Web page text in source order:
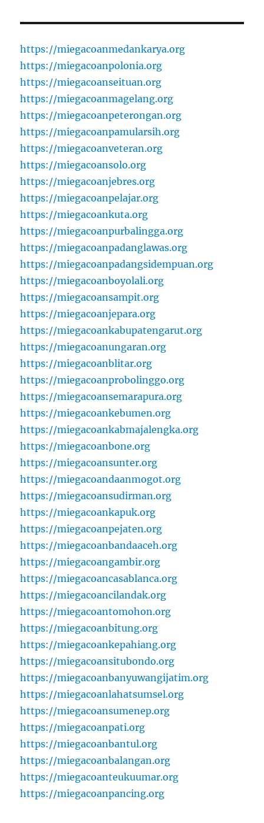
https://miegacoanmedankarya.org
https://miegacoanpolonia.org
https://miegacoanseituan.org
https://miegacoanmagelang.org
https://miegacoanpeterongan.org
https://miegacoanpamularsih.org
https://miegacoanveteran.org
https://miegacoansolo.org
https://miegacoanjebres.org
https://miegacoanpelajar.org
https://miegacoankuta.org
https://miegacoanpurbalingga.org
https://miegacoanpadanglawas.org
https://miegacoanpadangsidempuan.org
https://miegacoanboyolali.org
https://miegacoansampit.org
https://miegacoanjepara.org
https://miegacoankabupatengarut.org
https://miegacoanungaran.org
https://miegacoanblitar.org
https://miegacoanprobolinggo.org
https://miegacoansemarapura.org
https://miegacoankebumen.org
https://miegacoankabmajalengka.org
https://miegacoanbone.org
https://miegacoansunter.org
https://miegacoandaanmogot.org
https://miegacoansudirman.org
https://miegacoankapuk.org
https://miegacoanpejaten.org
https://miegacoanbandaaceh.org
https://miegacoangambir.org
https://miegacoancasablanca.org
https://miegacoancilandak.org
https://miegacoantomohon.org
https://miegacoanbitung.org
https://miegacoankepahiang.org
https://miegacoansitubondo.org
https://miegacoanbanyuwangijatim.org
https://miegacoanlahatsumsel.org
https://miegacoansumenep.org
https://miegacoanpati.org
https://miegacoanbantul.org
https://miegacoanbalangan.org
https://miegacoanteukuumar.org
https://miegacoanpancing.org